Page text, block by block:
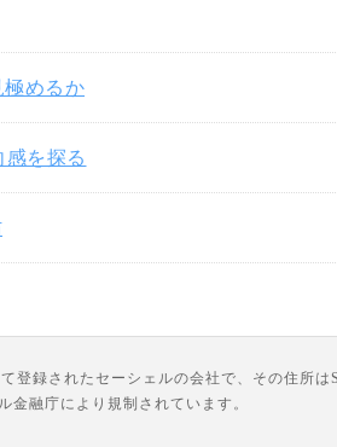
極めるか
を探る
録されたセーシェルの会社で、その住所
融庁により規制されています。